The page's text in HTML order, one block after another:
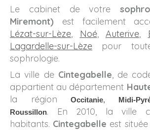
Le cabinet de votre
Miremont) est facilement
Lézat-sur-Lèze, Noé, Auterive,
Lagardelle-sur-Lèze pour
sophrologie.
La ville de Cintegabelle, de
appartient au département
la régionOccitanie, Midi-
Roussillon. En 2010, la ville
habitants. Cintegabelle est